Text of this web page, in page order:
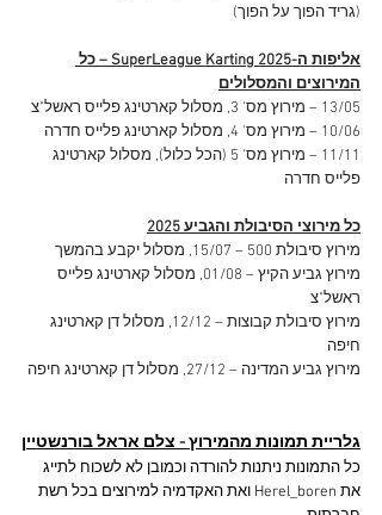
(גריד הפוך על הפוך)
אליפות ה-SuperLeague Karting 2025 – כל
המירוצים והמסלולים
13/05 – מירוץ מס' 3, מסלול קארטינג פלייס ראשל"צ
10/06 – מירוץ מס' 4, מסלול קארטינג פלייס חדרה
11/11 – מירוץ מס' 5 (הכל כלול), מסלול קארטינג
פלייס חדרה
כל מירוצי הסיבולת והגביע 2025
מירוץ סיבולת 500 – 15/07, מסלול יקבע בהמשך
מירוץ גביע הקיץ – 01/08, מסלול קארטינג פלייס
ראשל"צ
מירוץ סיבולת קבוצות – 12/12, מסלול דן קארטינג
חיפה
מירוץ גביע המדינה – 27/12, מסלול דן קארטינג חיפה
גלריית תמונות מהמירוץ - צלם אראל בורנשטיין
כל התמונות ניתנות להורדה וכמובן לא לשכוח לתייג
את Herel_boren ואת האקדמיה למירוצים בכל רשת